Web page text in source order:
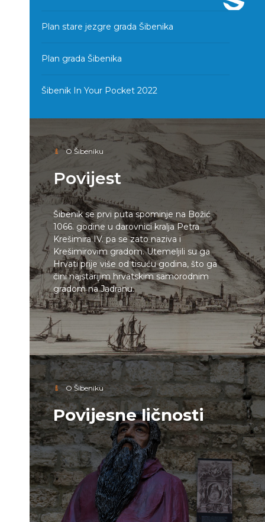
Plan stare jezgre grada Šibenika
Plan grada Šibenika
Šibenik In Your Pocket 2022
O Šibeniku
Povijest
Šibenik se prvi puta spominje na Božić
1066. godine u darovnici kralja Petra
Krešimira IV. pa se zato naziva i
Krešimirovim gradom. Utemeljili su ga
Hrvati prije više od tisuću godina, što ga
čini najstarijim hrvatskim samorodnim
gradom na Jadranu.
O Šibeniku
Povijesne ličnosti